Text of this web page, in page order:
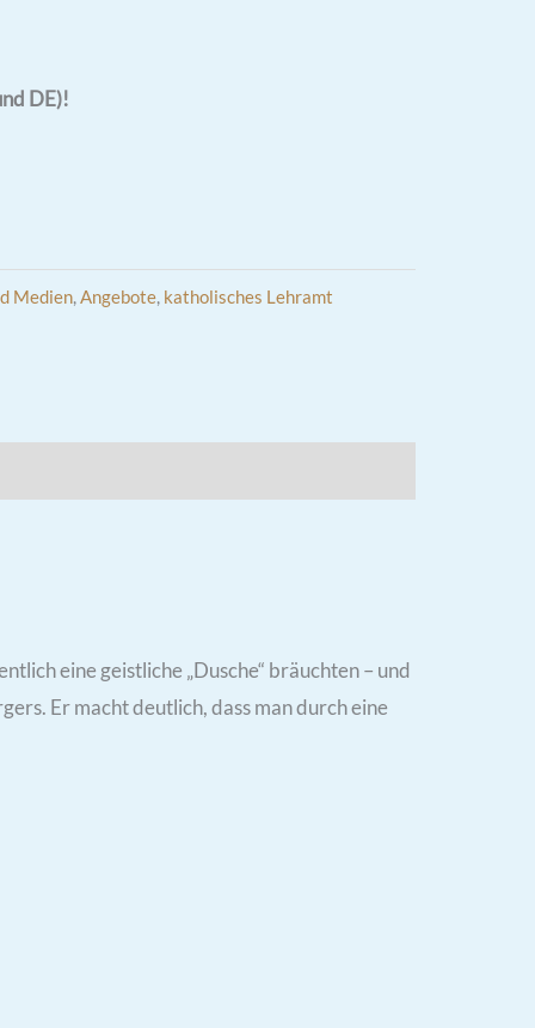
DE)!
Medien,Angebote, katholisches Lehramt
eine geistliche „Dusche“ bräuchten – und
Er macht deutlich, dass man durch eine